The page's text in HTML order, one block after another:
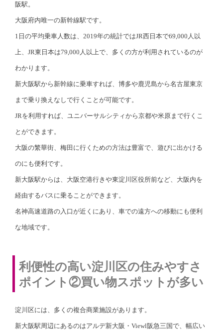
阪駅。
大阪府内唯一の新幹線駅です。
1日の平均乗車人数は、2019年の統計ではJR西日本で69,000人以
上、JR東日本は79,000人以上で、多くの方が利用されているのが
わかります。
新大阪駅から新幹線に乗車すれば、博多や鹿児島から名古屋東京
まで乗り換えなしで行くことが可能です。
JRを利用すれば、ユニバーサルシティから京都や米原まで行くこ
とができます。
大阪の繁華街、梅田に行くための方法は豊富で、遊びに出かける
のにも便利です。
新大阪駅からは、大阪空港行きや東淀川区役所前など、大阪内を
経由するバスに乗ることができます。
名神高速道路の入口が近くにあり、車での遠方への移動にも便利
な地域です。
利便性の高い淀川区の住みやすさ
ポイント②買い物スポットが多い
淀川区には、多くの複合商業施設があります。
新大阪駅周辺にあるのはアルデ新大阪・Viewl阪急三国で、幅広い